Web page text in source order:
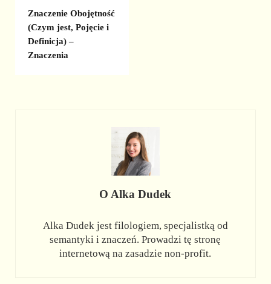
Znaczenie Obojętność
(Czym jest, Pojęcie i
Definicja) –
Znaczenia
O Alka Dudek
Alka Dudek jest filologiem, specjalistką od
semantyki i znaczeń. Prowadzi tę stronę
internetową na zasadzie non-profit.